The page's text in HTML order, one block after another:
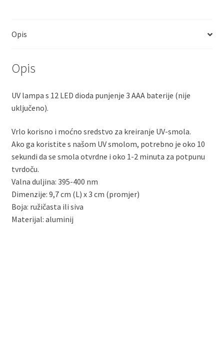
Opis
Opis
UV lampa s 12 LED dioda punjenje 3 AAA baterije (nije
uključeno).
Vrlo korisno i moćno sredstvo za kreiranje UV-smola.
Ako ga koristite s našom UV smolom, potrebno je oko 10
sekundi da se smola otvrdne i oko 1-2 minuta za potpunu
tvrdoču.
Valna duljina: 395-400 nm
Dimenzije: 9,7 cm (L) x 3 cm (promjer)
Boja: ružičasta ili siva
Materijal: aluminij